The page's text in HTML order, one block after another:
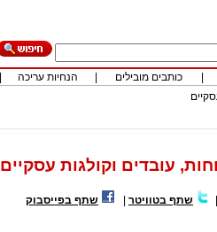
כותבים מובילים הנחיות עריכה
עובדים וקולגות עסקיים
שתף בטוויטר שתף בפייסבוק